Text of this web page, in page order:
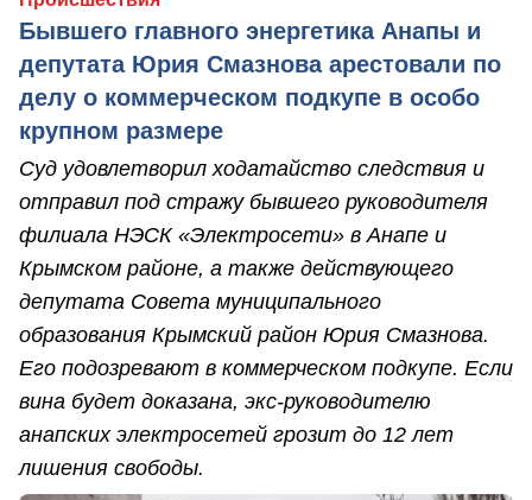
Бывшего главного энергетика Анапы и
депутата Юрия Смазнова арестовали по
делу о коммерческом подкупе в особо
крупном размере
Суд удовлетворил ходатайство следствия и
отправил под стражу бывшего руководителя
филиала НЭСК «Электросети» в Анапе и
Крымском районе, а также действующего
депутата Совета муниципального
образования Крымский район Юрия Смазнова.
Его подозревают в коммерческом подкупе. Если
вина будет доказана, экс-руководителю
анапских электросетей грозит до 12 лет
лишения свободы.